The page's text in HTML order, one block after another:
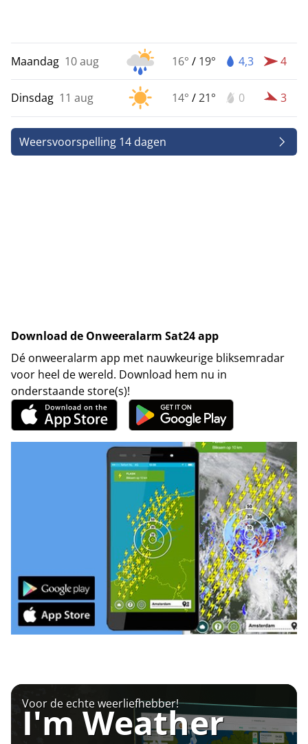
Maandag 10 aug 16° / 19° 4,3 4
Dinsdag 11 aug 14° /21° 0 3
Weersvoorspelling 14 dagen
Download de Onweeralarm Sat24 app
Dé onweeralarm app met nauwkeurige bliksemradar
voor heel de wereld. Download hem nu in
onderstaande store(s)!
Voor de echte weerliefhebber!
I'm Weather